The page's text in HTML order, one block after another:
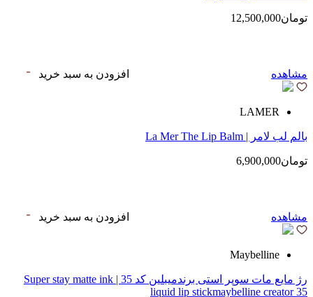
تومان12,500,000
مشاهده افزودن به سبد خرید
LAMER
بالم لب لامر | La Mer The Lip Balm
تومان6,900,000
مشاهده افزودن به سبد خرید
Maybelline
رژ مایع مات سوپر استی‌ برندمیبلین کد 35 | Super stay matte ink
liquid lip stickmaybelline creator 35